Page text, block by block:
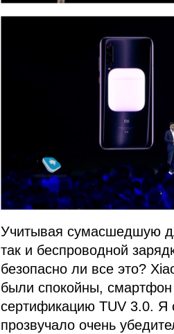
Учитывая сумасшедшую
так и беспроводной
безопасно ли все это?
были спокойны,
сертификацию TUV 3.0.
прозвучало очень